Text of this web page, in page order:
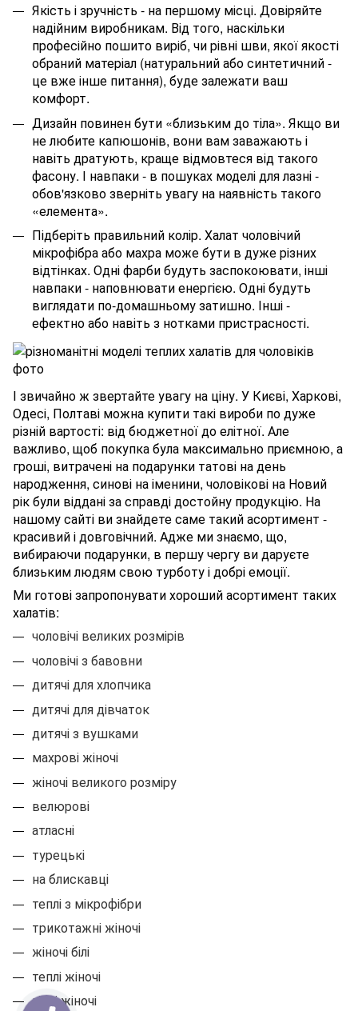
Якість і зручність - на першому місці. Довіряйте
надійним виробникам. Від того, наскільки
професійно пошито виріб, чи рівні шви, якої якості
обраний матеріал (натуральний або синтетичний -
це вже інше питання), буде залежати ваш
комфорт.
Дизайн повинен бути «близьким до тіла». Якщо ви
не любите капюшонів, вони вам заважають і
навіть дратують, краще відмовтеся від такого
фасону. І навпаки - в пошуках моделі для лазні -
обов'язково зверніть увагу на наявність такого
«елемента».
Підберіть правильний колір. Халат чоловічий
мікрофібра або махра може бути в дуже різних
відтінках. Одні фарби будуть заспокоювати, інші
навпаки - наповнювати енергією. Одні будуть
виглядати по-домашньому затишно. Інші -
ефектно або навіть з нотками пристрасності.
І звичайно ж звертайте увагу на ціну. У Києві, Харкові,
Одесі, Полтаві можна купити такі вироби по дуже
різній вартості: від бюджетної до елітної. Але
важливо, щоб покупка була максимально приємною, а
гроші, витрачені на подарунки татові на день
народження, синові на іменини, чоловікові на Новий
рік були віддані за справді достойну продукцію. На
нашому сайті ви знайдете саме такий асортимент -
красивий і довговічний. Адже ми знаємо, що,
вибираючи подарунки, в першу чергу ви даруєте
близьким людям свою турботу і добрі емоції.
Ми готові запропонувати хороший асортимент таких
халатів:
чоловічі великих розмірів
чоловічі з бавовни
дитячі для хлопчика
дитячі для дівчаток
дитячі з вушками
махрові жіночі
жіночі великого розміру
велюрові
атласні
турецькі
на блискавці
теплі з мікрофібри
трикотажні жіночі
жіночі білі
теплі жіночі
літні жіночі